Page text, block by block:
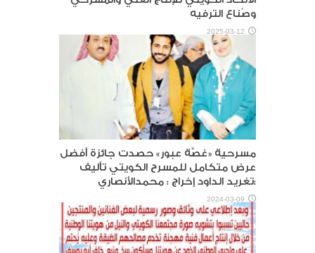
وصُناع الترفيه
2025-03-12
مسرحية «غصَّة عبور» حصدت جائزة أفضل
عرض متكامل للمسرح الكويتي تأليف
:تغريد الداود إخراج : محمدالأنصاري
2024-03-09